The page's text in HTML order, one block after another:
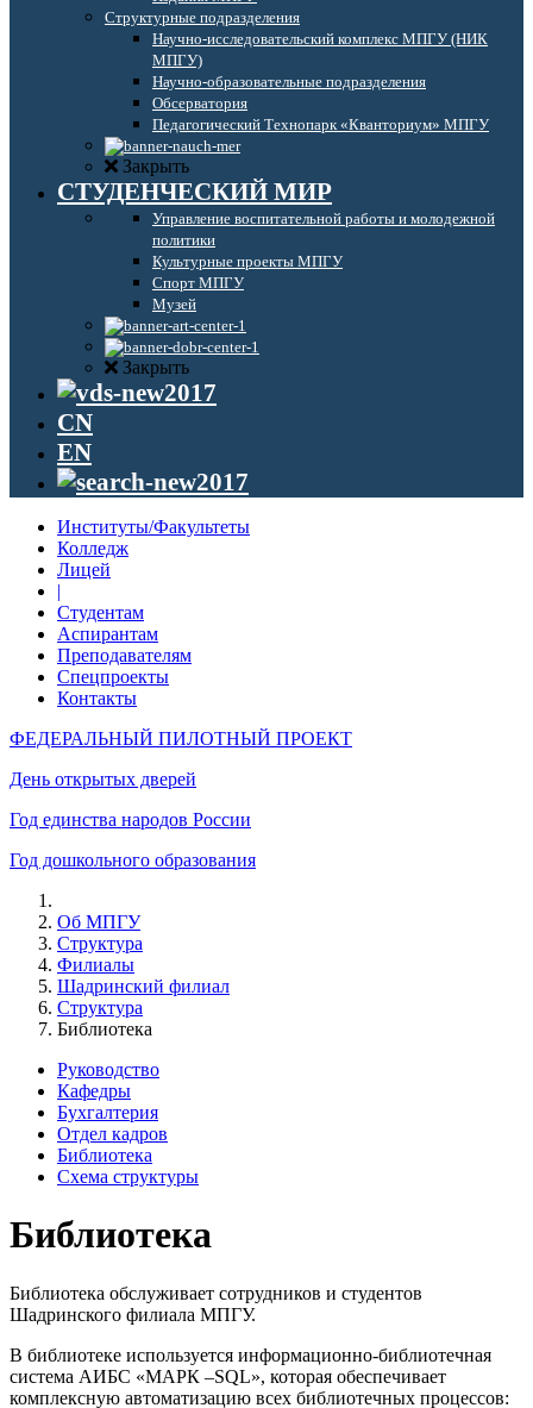
Структурные подразделения
Научно-исследовательский комплекс МПГУ (НИК
МПГУ)
Научно-образовательные подразделения
Обсерватория
Педагогический Технопарк «Кванториум» МПГУ
Закрыть
СТУДЕНЧЕСКИЙ МИР
Управление воспитательной работы и молодежной
политики
Культурные проекты МПГУ
Спорт МПГУ
Музей
Закрыть
CN
EN
Институты/Факультеты
Колледж
Лицей
|
Студентам
Аспирантам
Преподавателям
Спецпроекты
Контакты
ФЕДЕРАЛЬНЫЙ ПИЛОТНЫЙ ПРОЕКТ
День открытых дверей
Год единства народов России
Год дошкольного образования
Об МПГУ
Структура
Филиалы
Шадринский филиал
Структура
Библиотека
Руководство
Кафедры
Бухгалтерия
Отдел кадров
Библиотека
Схема структуры
Библиотека
Библиотека обслуживает сотрудников и студентов
Шадринского филиала МПГУ.
В библиотеке используется информационно-библиотечная
система АИБС «МАРК –SQL», которая обеспечивает
комплексную автоматизацию всех библиотечных процессов: